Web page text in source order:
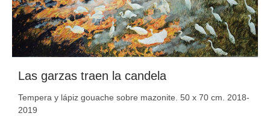
Las garzas traen la candela
Tempera y lápiz gouache sobre mazonite. 50 x 70 cm. 2018-
2019